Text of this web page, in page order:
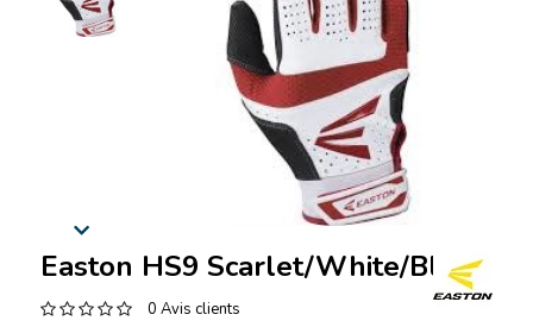
Easton HS9 Scarlet/White/Black
0 Avis clients